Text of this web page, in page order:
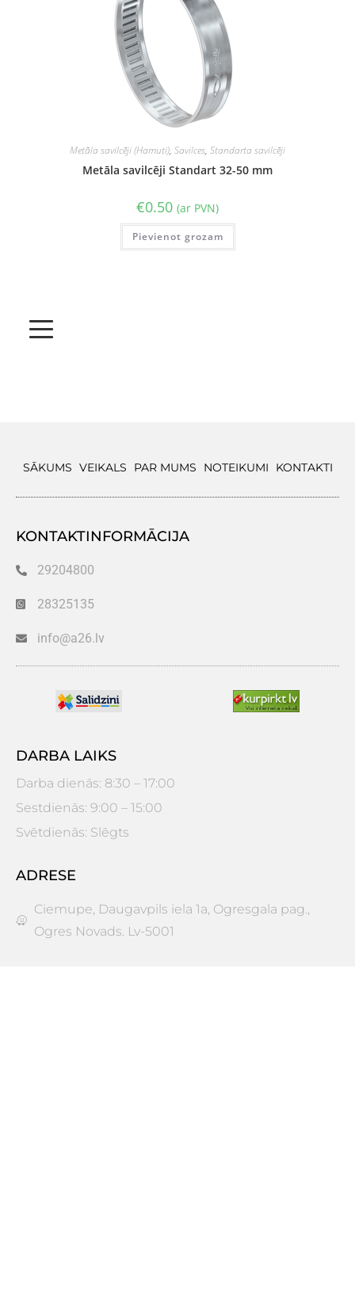
Metāla savilcēji (Hamuti), Savilces, Standarta savilcēji
Metāla savilcēji Standart 32-50 mm
€0.50 (ar PVN)
Pievienot grozam
SĀKUMS VEIKALS PAR MUMS NOTEIKUMI KONTAKTI
KONTAKTINFORMĀCIJA
29204800
28325135
info@a26.lv
DARBA LAIKS
Darba dienās: 8:30 – 17:00
Sestdienās: 9:00 – 15:00
Svētdienās: Slēgts
ADRESE
Ciemupe, Daugavpils iela 1a, Ogresgala pag.,
Ogres Novads. Lv-5001